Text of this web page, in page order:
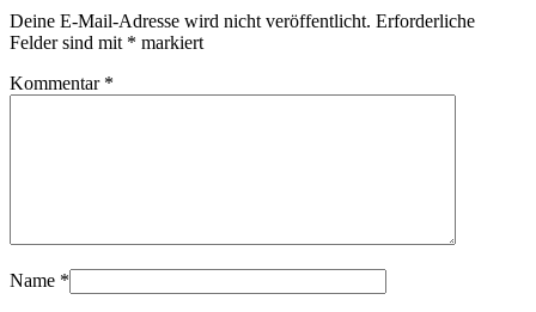
Deine E-Mail-Adresse wird nicht veröffentlicht. Erforderliche
Felder sind mit * markiert
Kommentar *
Name *